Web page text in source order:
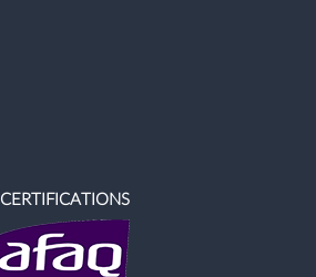
CERTIFICATIONS